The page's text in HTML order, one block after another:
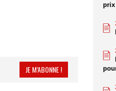
JE M’ABONNE !
prix